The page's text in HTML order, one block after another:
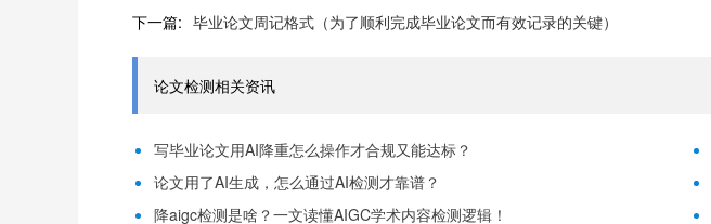
下一篇: 毕业论文周记格式（为了顺利完成毕业论文而有效记录的关键）
论文检测相关资讯
写毕业论文用AI降重怎么操作才合规又能达标？
论文用了AI生成，怎么通过AI检测才靠谱？
降aigc检测是啥？一文读懂AIGC学术内容检测逻辑！